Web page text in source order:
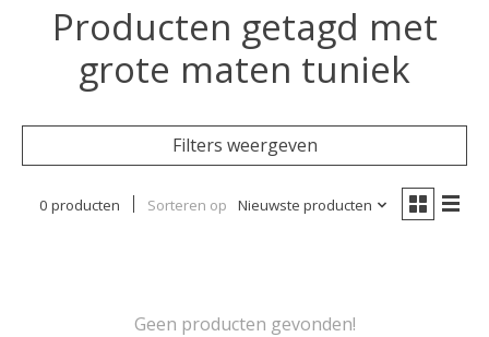
Producten getagd met
grote maten tuniek
Filters weergeven
0 producten Sorteren op Nieuwste producten
Geen producten gevonden!